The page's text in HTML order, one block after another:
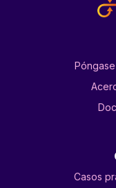
Casos